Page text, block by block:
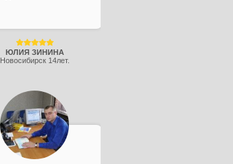
ЮЛИЯ ЗИНИНА
Новосибирск 14лет.